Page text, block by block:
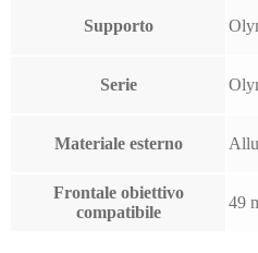
Supporto
Serie
Materiale esterno
Frontale obiettivo
compatibile
49